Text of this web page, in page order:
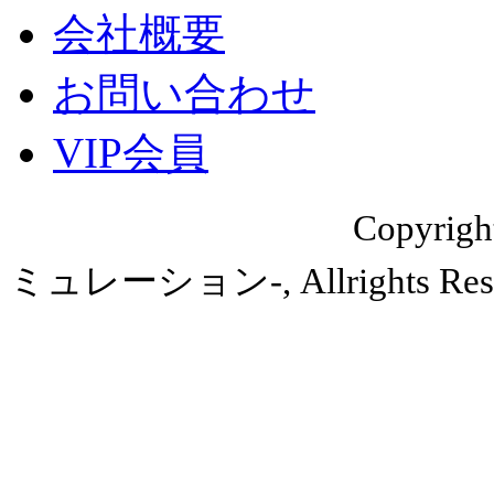
会社概要
お問い合わせ
VIP会員
ミュレーション-, Allrights